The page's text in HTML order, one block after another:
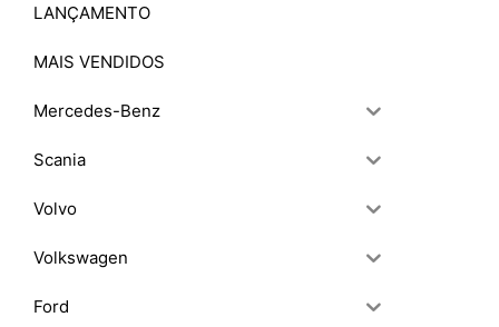
LANÇAMENTO
MAIS VENDIDOS
Mercedes-Benz
Scania
Volvo
Volkswagen
Ford